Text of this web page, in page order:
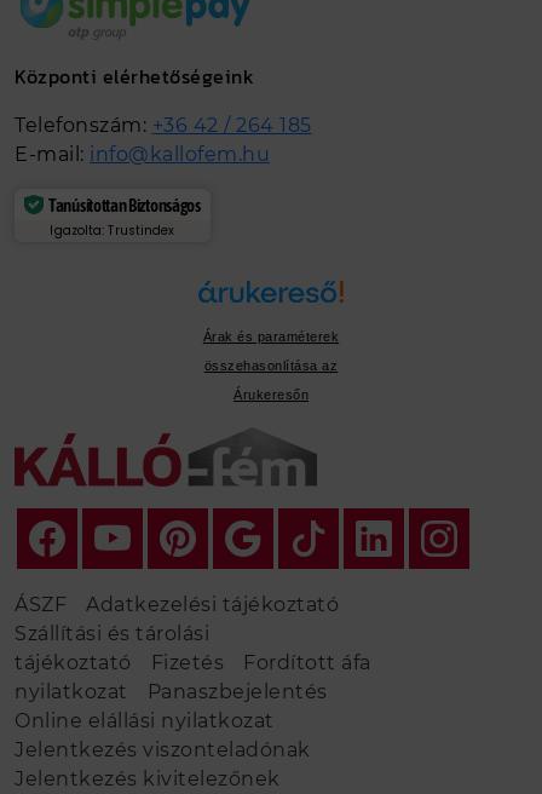
Központi elérhetőségeink
Telefonszám: +36 42 / 264 185
E-mail: info@kallofem.hu
Tanúsítottan Biztonságos
Igazolta: Trustindex
Árak és paraméterek
összehasonlítása az
Árukeresőn
ÁSZF
Adatkezelési tájékoztató
Szállítási és tárolási
tájékoztató
Fizetés
Fordított áfa
nyilatkozat
Panaszbejelentés
Online elállási nyilatkozat
Jelentkezés viszonteladónak
Jelentkezés kivitelezőnek